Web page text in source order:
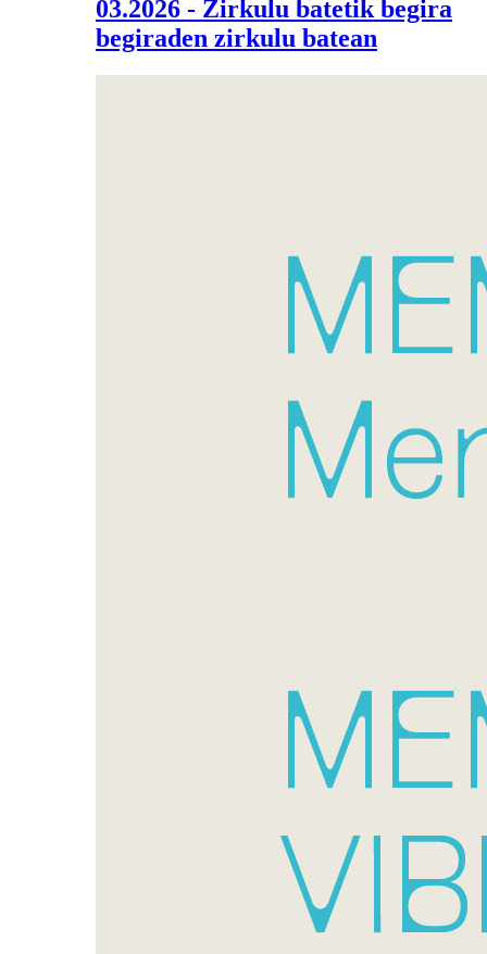
03.2026 - Zirkulu batetik begira
begiraden zirkulu batean